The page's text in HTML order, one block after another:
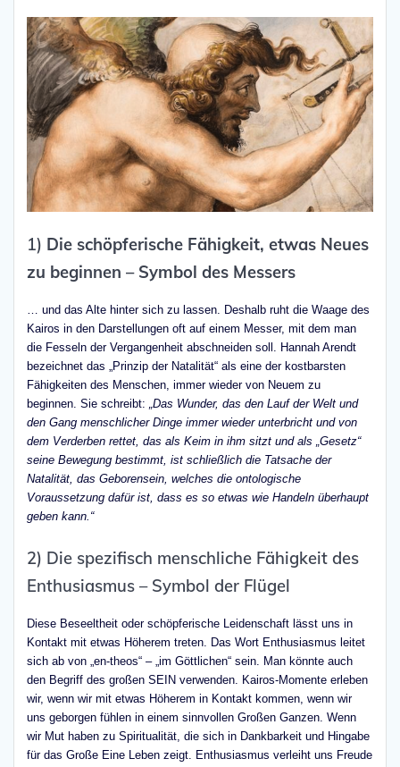
1) Die schöpferische Fähigkeit, etwas Neues
zu beginnen – Symbol des Messers
… und das Alte hinter sich zu lassen. Deshalb ruht die Waage des
Kairos in den Darstellungen oft auf einem Messer, mit dem man
die Fesseln der Vergangenheit abschneiden soll. Hannah Arendt
bezeichnet das „Prinzip der Natalität“ als eine der kostbarsten
Fähigkeiten des Menschen, immer wieder von Neuem zu
beginnen. Sie schreibt: „Das Wunder, das den Lauf der Welt und
den Gang menschlicher Dinge immer wieder unterbricht und von
dem Verderben rettet, das als Keim in ihm sitzt und als „Gesetz“
seine Bewegung bestimmt, ist schließlich die Tatsache der
Natalität, das Geborensein, welches die ontologische
Voraussetzung dafür ist, dass es so etwas wie Handeln überhaupt
geben kann.“
2) Die spezifisch menschliche Fähigkeit des
Enthusiasmus – Symbol der Flügel
Diese Beseeltheit oder schöpferische Leidenschaft lässt uns in
Kontakt mit etwas Höherem treten. Das Wort Enthusiasmus leitet
sich ab von „en-theos“ – „im Göttlichen“ sein. Man könnte auch
den Begriff des großen SEIN verwenden. Kairos-Momente erleben
wir, wenn wir mit etwas Höherem in Kontakt kommen, wenn wir
uns geborgen fühlen in einem sinnvollen Großen Ganzen. Wenn
wir Mut haben zu Spiritualität, die sich in Dankbarkeit und Hingabe
für das Große Eine Leben zeigt. Enthusiasmus verleiht uns Freude